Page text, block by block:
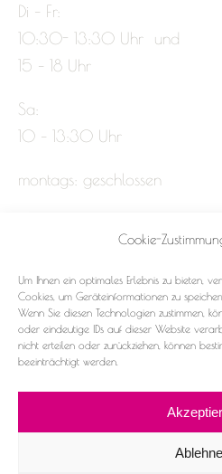
Cookie-
Um Ihnen ein optimales Erlebnis zu bieten,
Cookies, um Geräteinformationen zu
Wenn Sie diesen Technologien zustimmen,
oder eindeutige IDs auf dieser Website
nicht erteilen oder zurückziehen, können
beeinträchtigt werden.
Di – Fr:
10:30- 13:30 Uhr und
15 – 18 Uhr
Sa:
10 – 13:30 Uhr
montags: geschlossen
Datenschutz
Cookie-Richtlinie (EU)